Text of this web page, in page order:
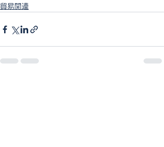
貿易関連